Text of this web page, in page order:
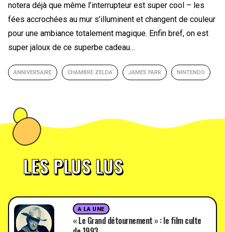
notera déjà que même l’interrupteur est super cool – les
fées accrochées au mur s’illuminent et changent de couleur
pour une ambiance totalement magique. Enfin bref, on est
super jaloux de ce superbe cadeau…
ANNIVERSAIRE CHAMBRE ZELDA JAMES FARR NINTENDO
LES PLUS LUS
A LA UNE
« Le Grand détournement » : le film culte